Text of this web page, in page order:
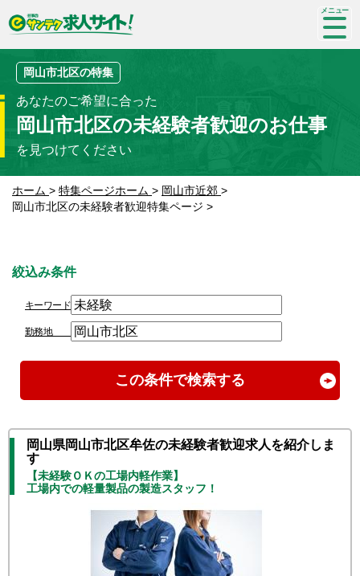
SP-
me
岡山市北区の特集
あなたのご希望に合った
岡山市北区の未経験者歓迎のお仕事
を見つけてください
ホーム > 特集ページホーム > 岡山市近郊 >
岡山市北区の未経験者歓迎特集ページ >
絞込み条件
キーワード
勤務地
この条件で検索する
岡山県岡山市北区牟佐の未経験者歓迎求人を紹介しま
す
【未経験ＯＫの工場内軽作業】
工場内での軽量製品の製造スタッフ！